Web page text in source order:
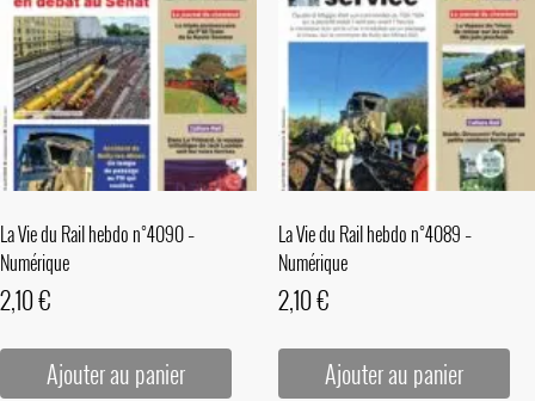
La Vie du Rail hebdo n°4090 –
Numérique
2,10€
Ajouter au panier
La Vie du Rail hebdo n°4089 –
Numérique
2,10€
Ajouter au panier